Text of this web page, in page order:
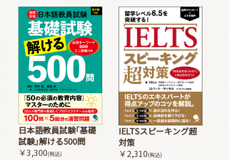
日本語教員試験｢基礎
試験｣解ける500問
￥3,300(税込)
IELTSスピーキング超
対策
￥2,310(税込)